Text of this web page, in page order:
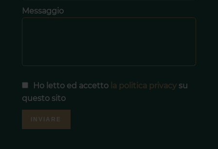
Messaggio
Ho letto ed accetto la politica privacysu
questo sito
INVIARE